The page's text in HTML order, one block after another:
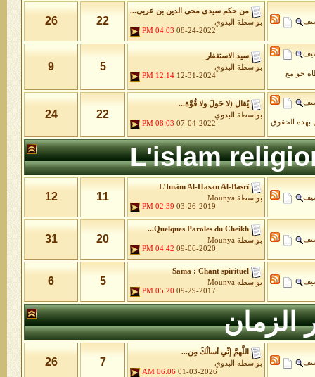
من حكم سيدى محى الدين بن عربى...
بواسطة
البدوي
08-24-2022
04:03 PM
22
26
جوامع
سيد الاستغفار
بواسطة
البدوي
12-31-2024
12:14 PM
5
9
بهذه الحقوق
يُقال (لا حَولَ ولا قُوَّة...
بواسطة
البدوي
07-04-2022
08:03 PM
22
24
L'islam
L’Imâm Al-Hasan Al-Basrî
بواسطة Mounya
03-26-2019
02:39 PM
11
12
Quelques Paroles du Cheikh...
بواسطة Mounya
09-06-2020
04:42 PM
20
31
Sama : Chant spirituel
بواسطة Mounya
09-29-2017
05:20 PM
5
6
الزمان
اللَّهمَّ إنِّي أسألُكَ مِن...
بواسطة
البدوي
01-03-2026
06:06 AM
7
26